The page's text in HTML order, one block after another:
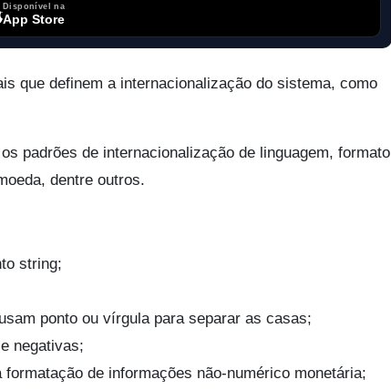
Disponível na
App Store
que definem a internacionalização do sistema, como
padrões de internacionalização de linguagem, formato
dentre outros.
string;
ponto ou vírgula para separar as casas;
negativas;
de informações não-numérico monetária;